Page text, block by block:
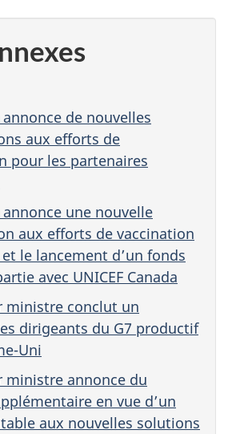
annonce de nouvelles
aux efforts de
pour les partenaires
annonce une nouvelle
aux efforts de vaccination
le lancement d’un fonds
avec UNICEF Canada
ministre conclut un
dirigeants du G7 productif
Uni
ministre annonce du
en vue d’un
aux nouvelles solutions